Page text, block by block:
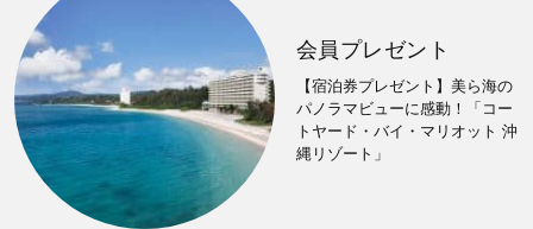
会員プレゼント
【宿泊券プレゼント】美ら海の
パノラマビューに感動！「コー
トヤード・バイ・マリオット 沖
縄リゾート」